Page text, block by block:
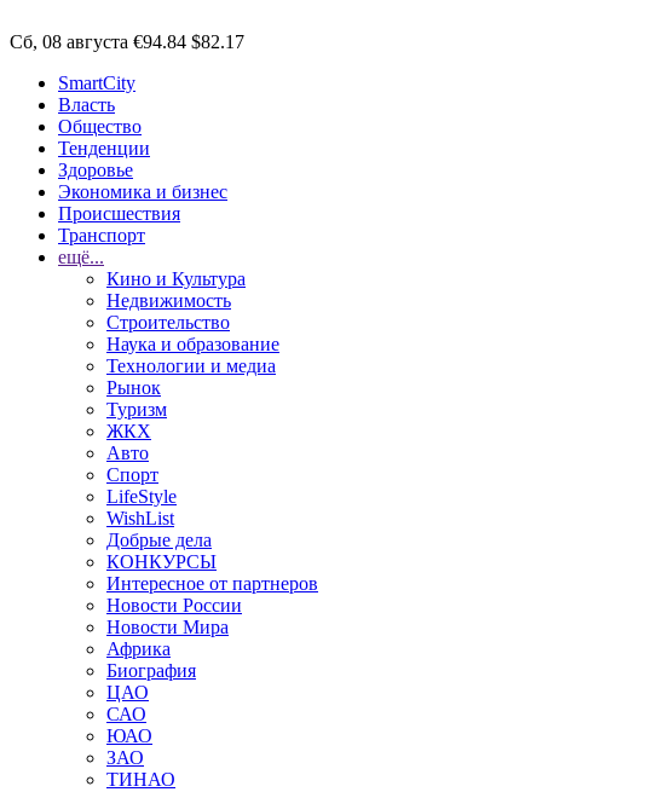
Сб, 08 августа €94.84 $82.17
SmartCity
Власть
Общество
Тенденции
Здоровье
Экономика и бизнес
Происшествия
Транспорт
ещё...
Кино и Культура
Недвижимость
Строительство
Наука и образование
Технологии и медиа
Рынок
Туризм
ЖКХ
Авто
Спорт
LifeStyle
WishList
Добрые дела
КОНКУРСЫ
Интересное от партнеров
Новости России
Новости Мира
Африка
Биография
ЦАО
САО
ЮАО
ЗАО
ТИНАО